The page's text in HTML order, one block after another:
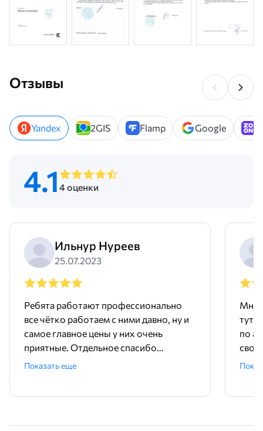
Отзывы
Yandex 2GIS Flamp Google
4.1 4 оценки
Ильнур Нуреев
25.07.2023
Ребята работают профессионально
все чётко работаем с ними давно, ну и
самое главное цены у них очень
приятные. Отдельное спасибо
менеджеру Родиону!
Показать еще
Мне
тут
по